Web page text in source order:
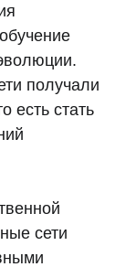
получали
есть стать
сети